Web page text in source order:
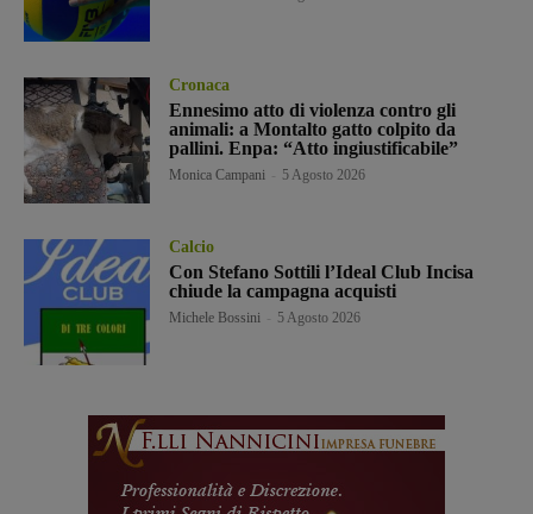
Cronaca
Ennesimo atto di violenza contro gli
animali: a Montalto gatto colpito da
pallini. Enpa: “Atto ingiustificabile”
Monica Campani 5 Agosto 2026
Calcio
Con Stefano Sottili l’Ideal Club Incisa
chiude la campagna acquisti
Michele Bossini 5 Agosto 2026